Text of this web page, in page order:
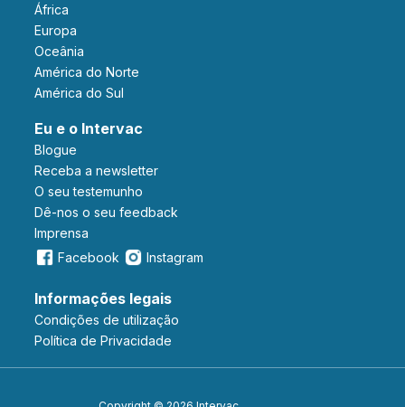
África
Europa
Oceânia
América do Norte
América do Sul
Eu e o Intervac
Blogue
Receba a newsletter
O seu testemunho
Dê-nos o seu feedback
Imprensa
Facebook
Instagram
Informações legais
Condições de utilização
Política de Privacidade